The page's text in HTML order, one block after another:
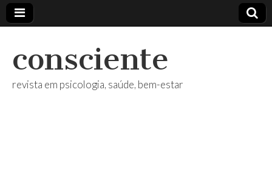
consciente
revista em psicologia, saúde, bem-estar